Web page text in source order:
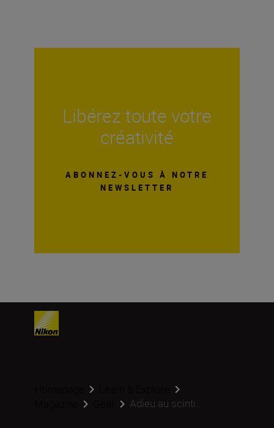
Libérez toute votre
créativité
ABONNEZ-VOUS À NOTRE
NEWSLETTER
Adieu au scinti...